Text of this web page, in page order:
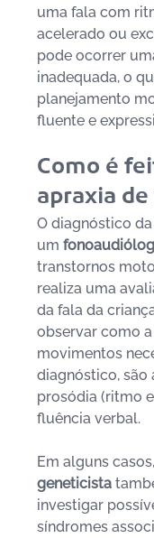
uma fala com
acelerado ou
pode ocorrer
inadequada, o
planejamento
fluente e
Como é
apraxia de
O diagnóstico
um
transtornos
realiza uma
da fala da
observar como
movimentos
diagnóstico, são
prosódia (ritmo
fluência verbal.
Em alguns
geneticista
investigar
síndromes